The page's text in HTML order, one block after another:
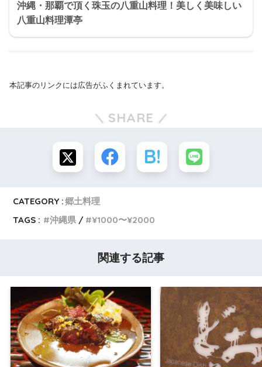
沖縄・那覇で頂く珠玉の八重山料理！美しく美味しい
八重山料理潭亭
本記事のリンクには広告がふくまれています。
SHARE
CATEGORY :郷土料理
TAGS :
沖縄県 ¥1000〜¥2000
関連する記事